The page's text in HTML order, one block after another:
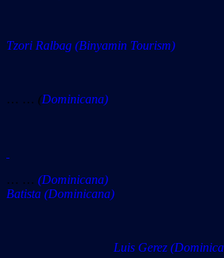
Tzori Ralbag (Binyamin Tourism)
… … (Dominicana)
… … (Dominicana)
Batista (Dominicana)
Luis Gerez